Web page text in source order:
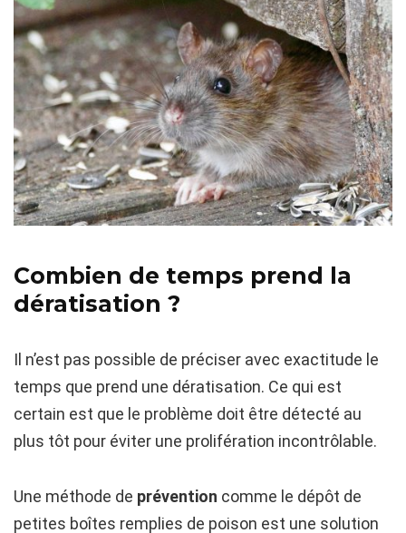
Combien de temps prend la
dératisation ?
Il n’est pas possible de préciser avec exactitude le
temps que prend une dératisation. Ce qui est
certain est que le problème doit être détecté au
plus tôt pour éviter une prolifération incontrôlable.
Une méthode de prévention comme le dépôt de
petites boîtes remplies de poison est une solution